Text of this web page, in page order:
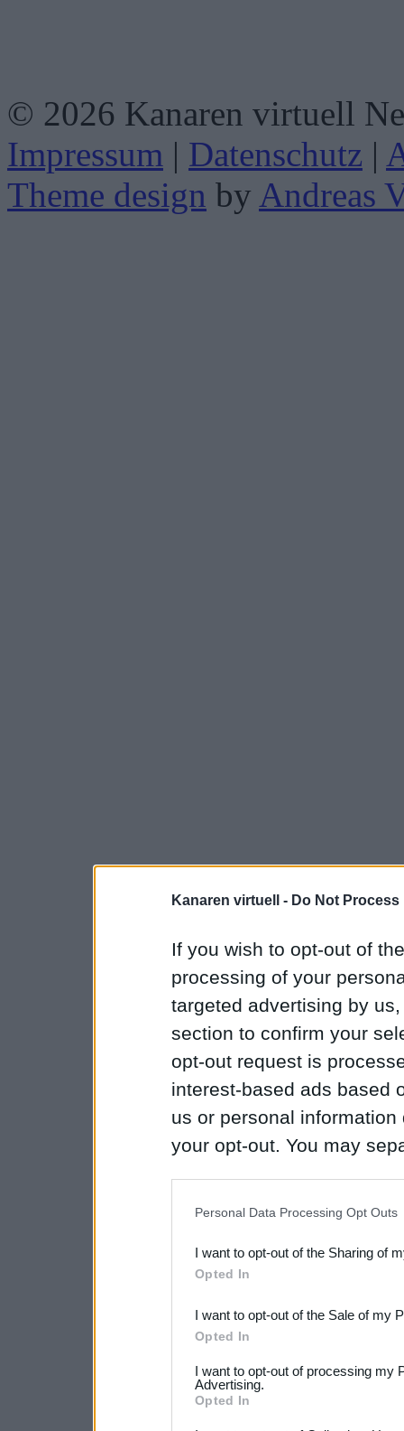
Kanaren virtuell - Do Not
If you wish to opt-out of
processing of your
targeted advertising by
section to confirm your
opt-out request is
interest-based ads based
us or personal
your opt-out. You may
Downstream Participants
third parties.
Please note that this
not limited to your visit or
Personal Data Processing Opt Outs
I want to opt-out of the Sharing of
Opted In
I want to opt-out of the Sale of my
Opted In
I want to opt-out of processing my
Advertising.
Opted In
© 2026 Kanaren virtuell
Impressum | Datenschutz |
Theme design by Andreas